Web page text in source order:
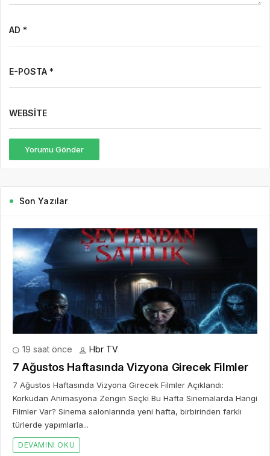
AD *
E-POSTA *
WEBSITE
Yorumu Gönder
Son Yazılar
19 saat önce Hbr TV
7 Ağustos Haftasında Vizyona Girecek Filmler
7 Ağustos Haftasında Vizyona Girecek Filmler Açıklandı:
Korkudan Animasyona Zengin Seçki Bu Hafta Sinemalarda Hangi
Filmler Var? Sinema salonlarında yeni hafta, birbirinden farklı
türlerde yapımlarla...
DEVAMINI OKU